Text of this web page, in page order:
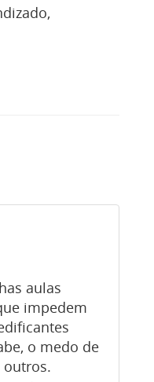
aulas
impedem
o medo de
outros.